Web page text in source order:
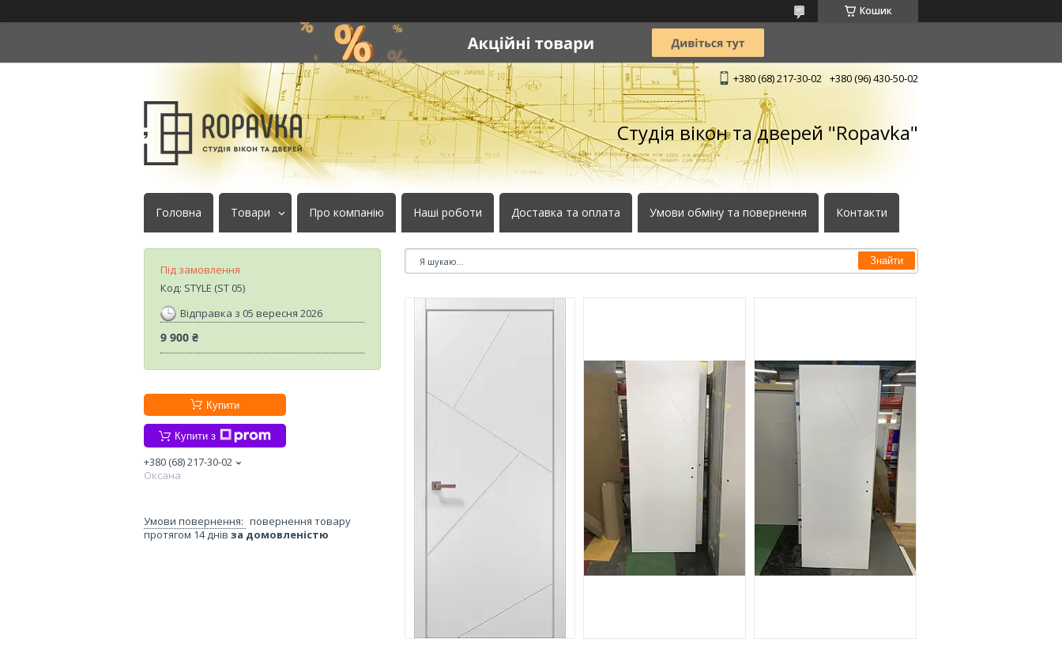
Кошик
+380 (68) 217-30-02 +380 (96) 430-50-02
Студія вікон та дверей "Ropavka"
Головна Товари Про компанію Наші роботи Доставка та оплата Умови обміну та повернення Контакти
Знайти
Під замовлення
Код: STYLE (ST 05)
Відправка з 05 вересня 2026
9 900 ₴
Купити
Купити з
+380 (68) 217-30-02
Оксана
повернення товару
протягом 14 днів за домовленістю